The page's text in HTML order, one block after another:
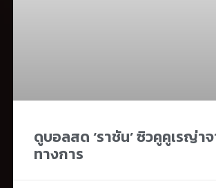
ดูบอลสด ‘ราชัน’ ซิวคูคูเรญ่า
ทางการ